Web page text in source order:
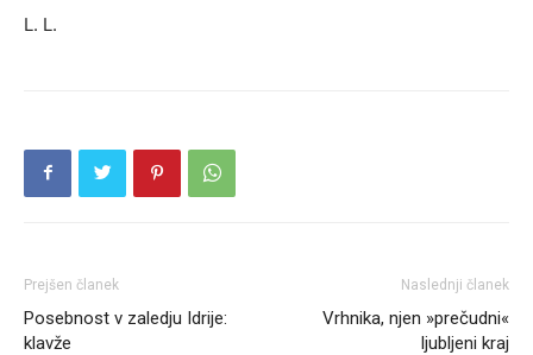
L. L.
Prejšen članek
Posebnost v zaledju Idrije:
klavže
Naslednji članek
Vrhnika, njen »prečudni«
ljubljeni kraj